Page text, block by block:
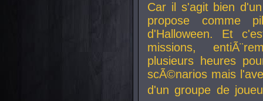
Car il s'agit bien
propose comme
d'Halloween. Et
missions,
plusieurs heures
scÃ©narios mais
d'un groupe de